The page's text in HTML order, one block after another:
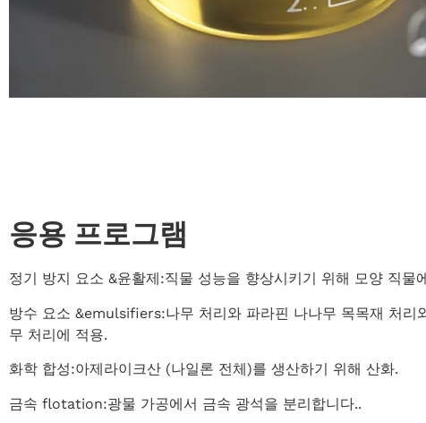
응용 프로그램
정기 방지 요소 &윤활제‌:직물 성능을 향상시키기 위해 모양 직물
방수 요소 &emulsifiers‌:나무 처리와 파라핀 나나무 목목재 처리
무 처리에 적용‌.
화학 합성‌:아제라이크산 (나일론 전체)를 생산하기 위해 산화‌.
금속 flotation‌:광물 가공에서 금속 광석을 분리합니다.‌.